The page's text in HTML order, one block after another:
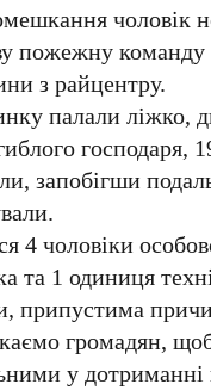
чоловік
пожежну команду
з райцентру.
палали ліжко,
господаря,
запобігши
4 чоловіки
1 одиниця
припустима
громадян,
у